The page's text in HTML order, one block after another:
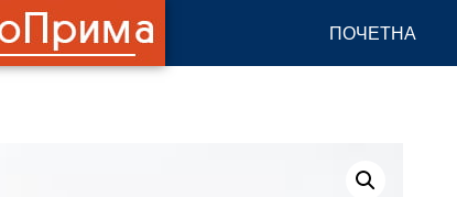
ПОЧЕТНА